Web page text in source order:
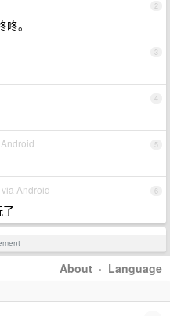
2
。
3
4
5
6
Android
About · Language